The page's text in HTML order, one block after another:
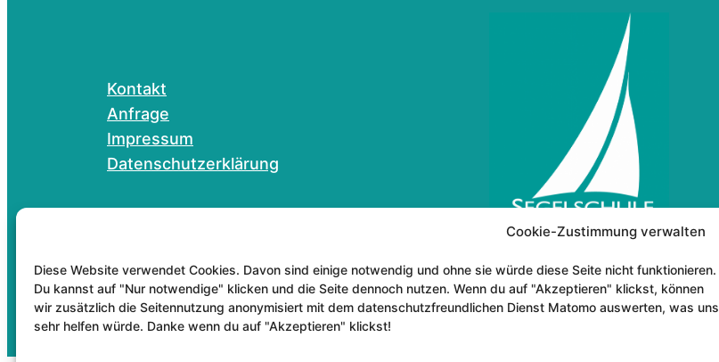
Cookie-Zustimmung verwalten
Diese Website verwendet Cookies. Davon sind einige notwendig und ohne sie würde diese Seite nicht funktionieren.
Du kannst auf "Nur notwendige" klicken und die Seite dennoch nutzen. Wenn du auf "Akzeptieren" klickst, können
wir zusätzlich die Seitennutzung anonymisiert mit dem datenschutzfreundlichen Dienst Matomo auswerten, was uns
sehr helfen würde. Danke wenn du auf "Akzeptieren" klickst!
Kontakt
Anfrage
Impressum
Datenschutzerklärung